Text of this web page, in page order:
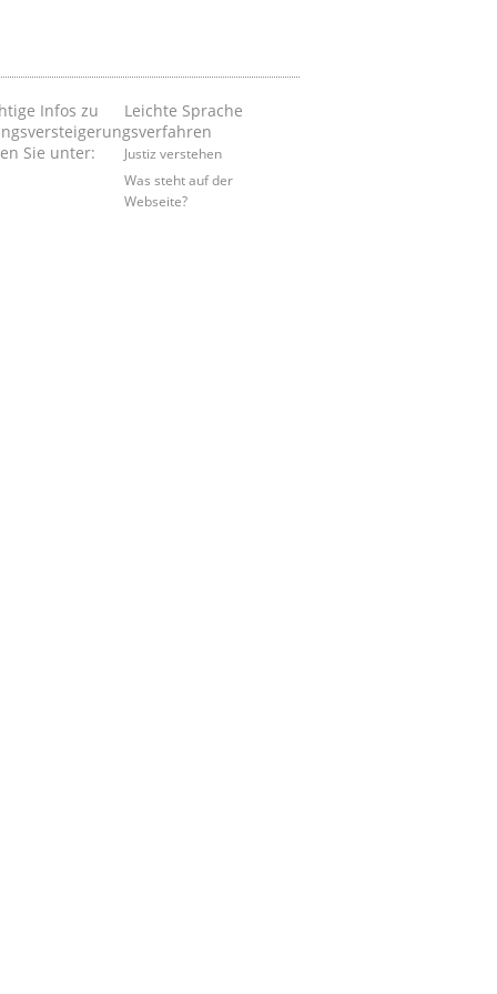
Infos zu
Sie unter:
Leichte Sprache
Justiz verstehen
Was steht auf der
Webseite?